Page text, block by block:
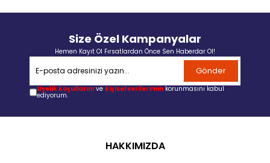
Size Özel Kampanyalar
Hemen Kayıt Ol Fırsatlardan Önce Sen Haberdar Ol!
Gönder
Üyelik koşullarını ve kişisel verilerimin korunmasını kabul
ediyorum.
HAKKIMIZDA